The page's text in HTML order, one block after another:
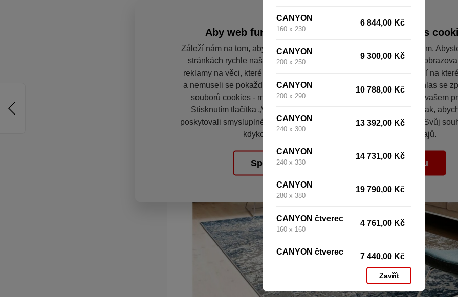
CANYON
160 x 230
6 844,00 Kč
CANYON
200 x 250
9 300,00 Kč
CANYON
200 x 290
10 788,00 Kč
CANYON
240 x 300
13 392,00 Kč
CANYON
240 x 330
14 731,00 Kč
CANYON
280 x 380
19 790,00 Kč
CANYON čtverec
160 x 160
4 761,00 Kč
CANYON čtverec
7 440,00 Kč
10 713,00 Kč
Zavřít
Aby web fungoval tak, jak ho znáte (souhlas s
Záleží nám na tom, aby pro vás nakupování bylo co nejlepší zážitkem.
stránkách rychle našli to, co hledáte, ušetřili spoustu klikání a
reklamy na věci, které vás nezajímají. Abyste web viděli v zobrazení na
a nemuseli se pokaždé přihlašovat. Proto od vás potřebujeme souhlas se
souborů cookies - malých souborů, které se dočasně ukládají ve vašem
Stisknutím tlačítka „V pořádku“ souhlasíte s nastavením cookies tak,
poskytovali smysluplné a užitečné služby na základě vašich údajů. Svůj
kdykoli změnit na stránce zpracování osobních údajů.
Spravovat cookies V pořádku